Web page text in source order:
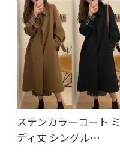
ステンカラーコート ミ
ディ丈 シングル…